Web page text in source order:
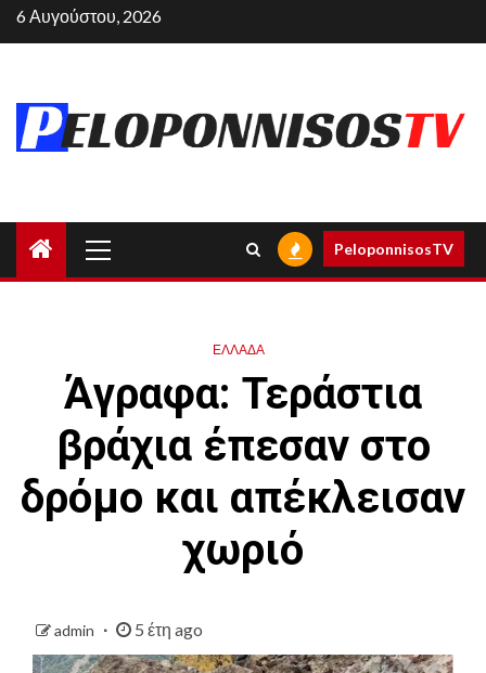
Skip
to
6 Αυγούστου, 2026
Menu
PeloponnisosTV
ΕΛΛΑΔΑ
Άγραφα: Τεράστια
βράχια έπεσαν στο
δρόμο και απέκλεισαν
χωριό
admin 5 έτη ago